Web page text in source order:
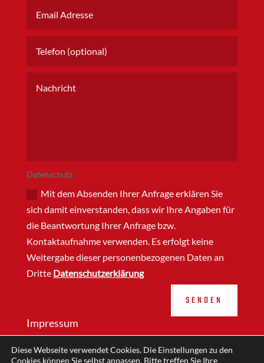
Datenschutz
Mit dem Absenden Ihrer Anfrage erklären Sie
sich damit einverstanden, dass wir Ihre Angaben für
die Beantwortung Ihrer Anfrage bzw.
Kontaktaufnahme verwenden. Es erfolgt keine
Weitergabe dieser personenbezogenen Daten an
Dritte Datenschutzerklärung
SENDEN
Impressum
Datenschutzerklärung
Diese Webseite verwendet Cookies. Die Einstellungen zu den
Cookies können Sie selbst anpassen. Bitte treffen Sie Ihre